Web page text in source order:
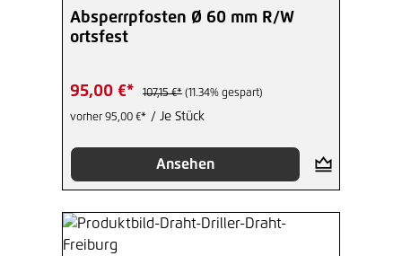
Absperrpfosten Ø 60 mm R/W
ortsfest
95,00 €* 107,15 €* (11.34% gespart)
vorher 95,00 €* / Je Stück
Ansehen